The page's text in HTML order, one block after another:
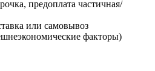
предоплата частичная/
или самовывоз
факторы)